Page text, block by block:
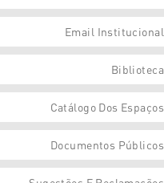
Email Institucional
Biblioteca
Catálogo Dos Espaços
Documentos Públicos